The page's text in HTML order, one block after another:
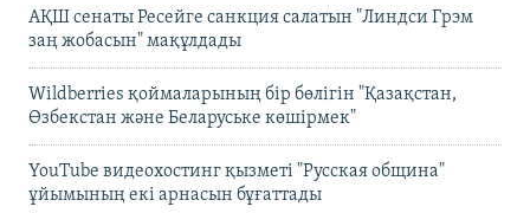
АҚШ сенаты Ресейге санкция салатын "Линдси Грэм
заң жобасын" мақұлдады
Wildberries қоймаларының бір бөлігін "Қазақстан,
Өзбекстан және Беларуське көшірмек"
YouTube видеохостинг қызметі "Русская община"
ұйымының екі арнасын бұғаттады